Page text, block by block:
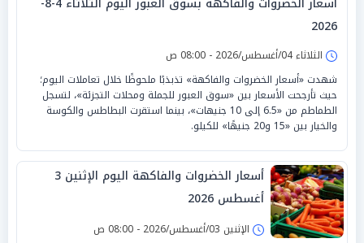
2026
الثلاثاء 04/أغسطس/2026 - 08:00 ص
شهدت «أسعار الخضروات والفاكهة» تذبذبًا ملحوظًا خلال تعاملات اليوم؛
حيث تأرجحت الأسعار بين «سوق العبور للجملة ومحلات التجزئة»، لتسجل
الطماطم من «6.5 إلى 10 جنيهات»، بينما استقرت البطاطس والكوسة
والخيار بين «15 و20 جنيهًا» للكيلو.
أسعار الخضروات والفاكهة اليوم الإثنين 3
أغسطس 2026
الإثنين 03/أغسطس/2026 - 08:00 ص